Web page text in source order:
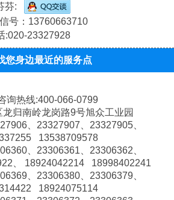
芬:
号：13760663710
:020-23327928
您身边最近的服务点
询热线:400-066-0799
归南岭龙岗路9号旭众工业园
、 23327907、 23327905、
13538709578
、 23306361、 23306362、
、
18924042214 18998402241
、 23306380、 23306379、
18924075114